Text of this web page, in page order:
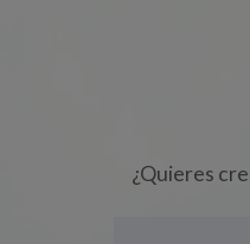
¿Quieres